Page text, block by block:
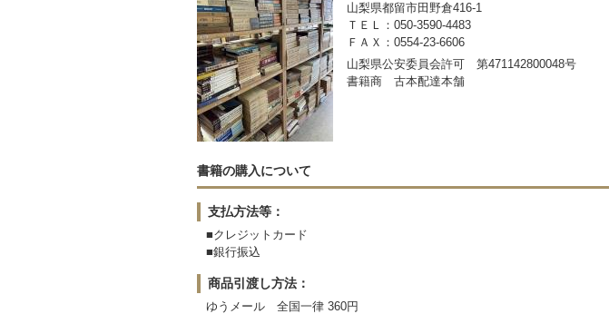
山梨県都留市田野倉416-1
ＴＥＬ：050-3590-4483
ＦＡＸ：0554-23-6606
山梨県公安委員会許可 第471142800048号
書籍商 古本配達本舗
書籍の購入について
支払方法等：
■クレジットカード
■銀行振込
商品引渡し方法：
ゆうメール 全国一律 360円